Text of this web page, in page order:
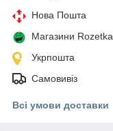
Нова Пошта
Магазини Rozetka
Укрпошта
Самовивіз
Всі умови доставки